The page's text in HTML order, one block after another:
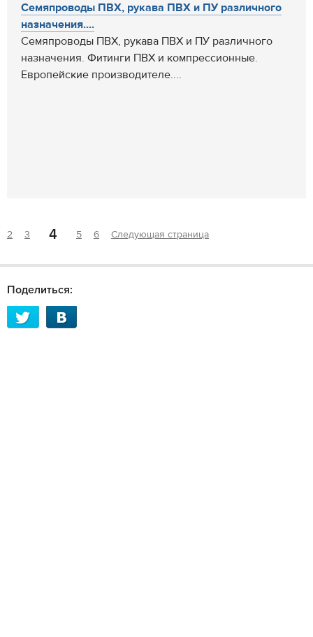
Семяпроводы ПВХ, рукава ПВХ и ПУ различного
назначения....
Семяпроводы ПВХ, рукава ПВХ и ПУ различного
назначения. Фитинги ПВХ и компрессионные.
Европейские производителе....
2 3 4 5 6 Следующая страница
Поделиться: